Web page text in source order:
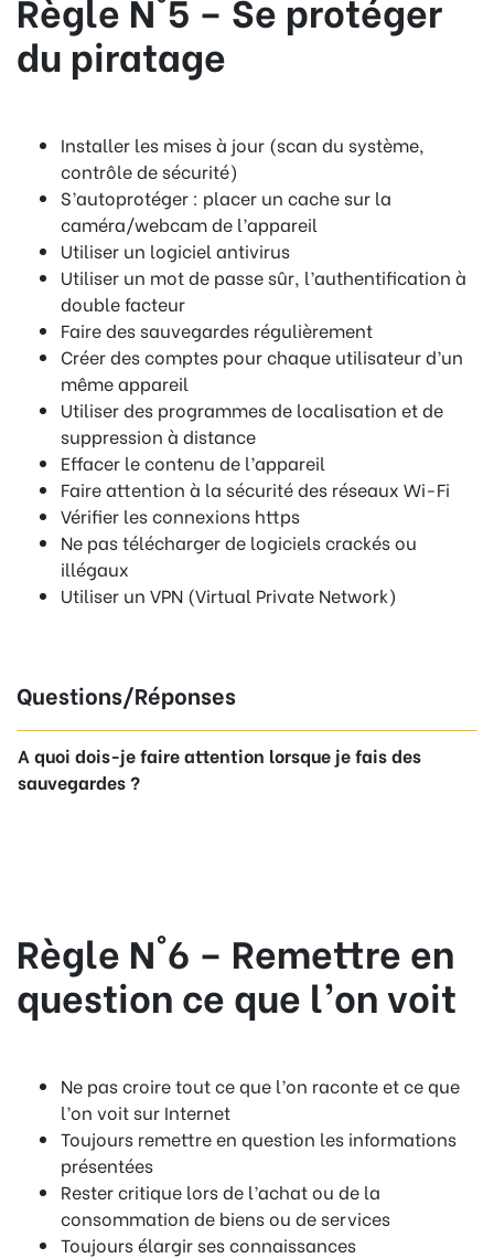
du piratage
Installer les mises à jour (scan du système,
contrôle de sécurité)
S’autoprotéger : placer un cache sur la
caméra/webcam de l’appareil
Utiliser un logiciel antivirus
Utiliser un mot de passe sûr, l’authentification à
double facteur
Faire des sauvegardes régulièrement
Créer des comptes pour chaque utilisateur d’un
même appareil
Utiliser des programmes de localisation et de
suppression à distance
Effacer le contenu de l’appareil
Faire attention à la sécurité des réseaux Wi-Fi
Vérifier les connexions https
Ne pas télécharger de logiciels crackés ou
illégaux
Utiliser un VPN (Virtual Private Network)
Questions/Réponses
A quoi dois-je faire attention lorsque je fais des
sauvegardes ?
Règle N°6 – Remettre en
question ce que l’on voit
Ne pas croire tout ce que l’on raconte et ce que
l’on voit sur Internet
Toujours remettre en question les informations
présentées
Rester critique lors de l’achat ou de la
consommation de biens ou de services
Toujours élargir ses connaissances